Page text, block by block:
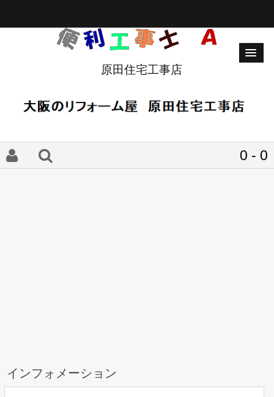
原田住宅工事店
0 - 0
インフォメーション